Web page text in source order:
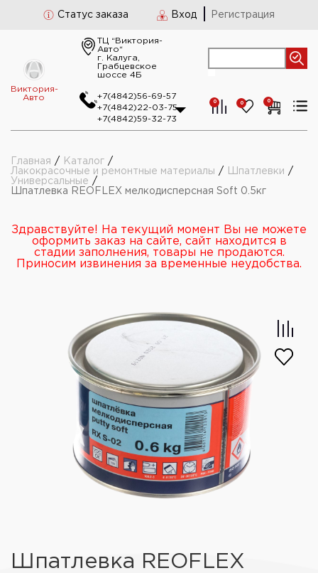
Статус заказа Вход Регистрация
Виктория-
Авто
ТЦ “Виктория-
Авто“
г. Калуга,
Грабцевское
шоссе 4Б
+7(4842)56-69-57
+7(4842)22-03-75
+7(4842)59-32-73
0 0 0
Главная / Каталог /
Лакокрасочные и ремонтные материалы / Шпатлевки /
Универсальные /
Шпатлевка REOFLEX мелкодисперсная Soft 0.5кг
Здравствуйте! На текущий момент Вы не можете
оформить заказ на сайте, сайт находится в
стадии заполнения, товары не продаются.
Приносим извинения за временные неудобства.
Шпатлевка REOFLEX